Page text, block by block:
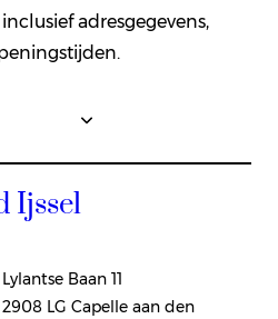
adresgegevens,
Ijssel
Lylantse Baan 11
2908 LG Capelle aan den